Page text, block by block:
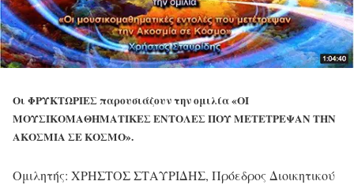
Οι ΦΡΥΚΤΩΡΙΕΣ παρουσιάζουν την ομιλία «ΟΙ
ΜΟΥΣΙΚΟΜΑΘΗΜΑΤΙΚΕΣ ΕΝΤΟΛΕΣ ΠΟΥ ΜΕΤΕΤΡΕΨΑΝ ΤΗΝ
ΑΚΟΣΜΙΑ ΣΕ ΚΟΣΜΟ».
Ομιλητής: ΧΡΗΣΤΟΣ ΣΤΑΥΡΙΔΗΣ, Πρόεδρος Διοικητικού